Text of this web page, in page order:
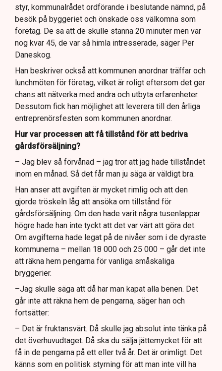
styr, kommunalrådet ordförande i beslutande nämnd, på
besök på byggeriet och önskade oss välkomna som
företag. De sa att de skulle stanna 20 minuter men var
nog kvar 45, de var så himla intresserade, säger Per
Daneskog.
Han beskriver också att kommunen anordnar träffar och
lunchmöten för företag, vilket är roligt eftersom det ger
chans att nätverka med andra och utbyta erfarenheter.
Dessutom fick han möjlighet att leverera till den årliga
entreprenörsfesten som kommunen anordnar.
Hur var processen att få tillstånd för att bedriva
gårdsförsäljning?
– Jag blev så förvånad – jag tror att jag hade tillståndet
inom en månad. Så det får man ju säga är väldigt bra.
Han anser att avgiften är mycket rimlig och att den
gjorde tröskeln låg att ansöka om tillstånd för
gårdsförsäljning. Om den hade varit några tusenlappar
högre hade han inte tyckt att det var värt att göra det.
Om avgifterna hade legat på de nivåer som i de dyraste
kommunerna – mellan 18 000 och 25 000 – går det inte
att räkna hem pengarna för vanliga småskaliga
bryggerier.
–Jag skulle säga att då har man kapat alla benen. Det
går inte att räkna hem de pengarna, säger han och
fortsätter:
– Det är fruktansvärt. Då skulle jag absolut inte tänka på
det överhuvudtaget. Då ska du sälja jättemycket för att
få in de pengarna på ett eller två år. Det är orimligt. Det
känns som en politisk styrning för att man inte vill ha